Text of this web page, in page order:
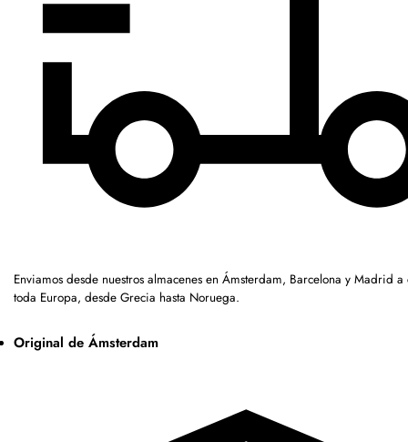
Enviamos desde nuestros almacenes en Ámsterdam, Barcelona y Madrid a
toda Europa, desde Grecia hasta Noruega.
Original de Ámsterdam